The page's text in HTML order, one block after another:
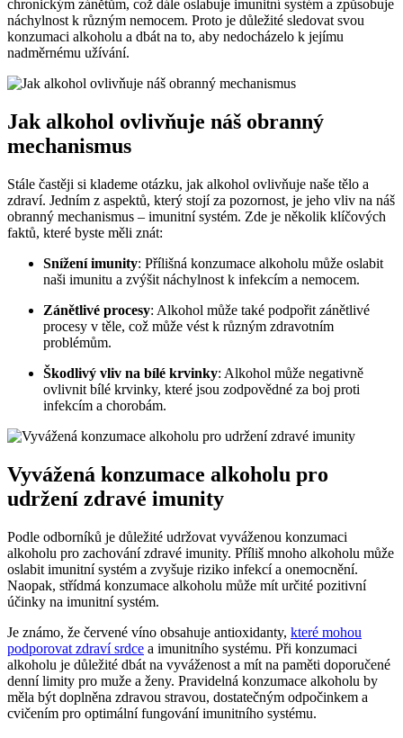
chronickým zánětům, což dále oslabuje imunitní systém a způsobuje
náchylnost k různým nemocem. Proto je důležité sledovat svou
konzumaci alkoholu a dbát na to, aby nedocházelo k jejímu
nadměrnému užívání.
Jak alkohol ovlivňuje náš obranný
mechanismus
Stále častěji si klademe otázku, jak alkohol ovlivňuje naše tělo a
zdraví. Jedním z aspektů, který stojí za pozornost, je jeho vliv na náš
obranný mechanismus – imunitní systém. Zde je několik klíčových
faktů, které byste měli znát:
Snížení imunity: Přílišná konzumace alkoholu může oslabit
naši imunitu a zvýšit náchylnost k infekcím a nemocem.
Zánětlivé procesy: Alkohol může také podpořit zánětlivé
procesy v těle, což může vést k různým zdravotním
problémům.
Škodlivý vliv na bílé krvinky: Alkohol může negativně
ovlivnit bílé krvinky, které jsou zodpovědné za boj proti
infekcím a chorobám.
Vyvážená konzumace alkoholu pro
udržení zdravé imunity
Podle odborníků je důležité udržovat vyváženou konzumaci
alkoholu pro zachování zdravé imunity. Příliš mnoho alkoholu může
oslabit imunitní systém a zvyšuje riziko infekcí a onemocnění.
Naopak, střídmá konzumace alkoholu může mít určité pozitivní
účinky na imunitní systém.
Je známo, že červené víno obsahuje antioxidanty, které mohou
podporovat zdraví srdce a imunitního systému. Při konzumaci
alkoholu je důležité dbát na vyváženost a mít na paměti doporučené
denní limity pro muže a ženy. Pravidelná konzumace alkoholu by
měla být doplněna zdravou stravou, dostatečným odpočinkem a
cvičením pro optimální fungování imunitního systému.